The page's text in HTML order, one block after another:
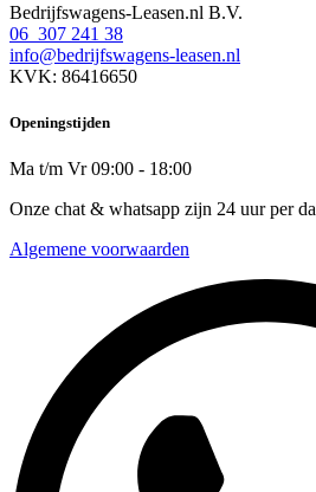
Bedrijfswagens-Leasen.nl B.V.
06 307 241 38
info@bedrijfswagens-leasen.nl
KVK: 86416650
Openingstijden
Ma t/m Vr 09:00 - 18:00
Onze chat & whatsapp zijn 24 uur per
Algemene voorwaarden